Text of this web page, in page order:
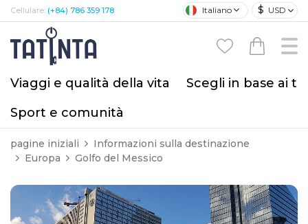
Cellulare: (+84) 786 359 178 Italiano $ USD
Viaggi e qualità della vita
Scegli in base ai
Sport e comunità
pagine iniziali
Informazioni sulla destinazione
Europa
Golfo del Messico